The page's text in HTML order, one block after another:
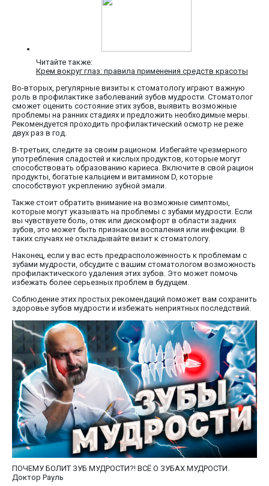
Читайте также:
Крем вокруг глаз: правила применения средств красоты
Во-вторых, регулярные визиты к стоматологу играют важную
роль в профилактике заболеваний зубов мудрости. Стоматолог
сможет оценить состояние этих зубов, выявить возможные
проблемы на ранних стадиях и предложить необходимые меры.
Рекомендуется проходить профилактический осмотр не реже
двух раз в год.
В-третьих, следите за своим рационом. Избегайте чрезмерного
употребления сладостей и кислых продуктов, которые могут
способствовать образованию кариеса. Включите в свой рацион
продукты, богатые кальцием и витамином D, которые
способствуют укреплению зубной эмали.
Также стоит обратить внимание на возможные симптомы,
которые могут указывать на проблемы с зубами мудрости. Если
вы чувствуете боль, отек или дискомфорт в области задних
зубов, это может быть признаком воспаления или инфекции. В
таких случаях не откладывайте визит к стоматологу.
Наконец, если у вас есть предрасположенность к проблемам с
зубами мудрости, обсудите с вашим стоматологом возможность
профилактического удаления этих зубов. Это может помочь
избежать более серьезных проблем в будущем.
Соблюдение этих простых рекомендаций поможет вам сохранить
здоровье зубов мудрости и избежать неприятных последствий.
ПОЧЕМУ БОЛИТ ЗУБ МУДРОСТИ?! ВСЁ О ЗУБАХ МУДРОСТИ.
Доктор Рауль